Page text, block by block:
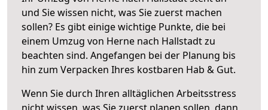
und Sie wissen nicht, was Sie zuerst machen
sollen? Es gibt einige wichtige Punkte, die bei
einem Umzug von Herne nach Hallstadt zu
beachten sind. Angefangen bei der Planung bis
hin zum Verpacken Ihres kostbaren Hab & Gut.
Wenn Sie durch Ihren alltäglichen Arbeitsstress